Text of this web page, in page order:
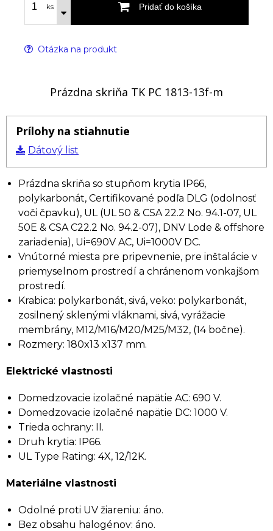
ks Pridať do košíka
Otázka na produkt
Prázdna skriňa TK PC 1813-13f-m
Prílohy na stiahnutie
Dátový list
Prázdna skriňa so stupňom krytia IP66,
polykarbonát, Certifikované podľa DLG (odolnosť
voči čpavku), UL (UL 50 & CSA 22.2 No. 94.1-07, UL
50E & CSA C22.2 No. 94.2-07), DNV Lode & offshore
zariadenia), Ui=690V AC, Ui=1000V DC.
Vnútorné miesta pre pripevnenie, pre inštalácie v
priemyselnom prostredí a chránenom vonkajšom
prostredí.
Krabica: polykarbonát, sivá, veko: polykarbonát,
zosilnený sklenými vláknami, sivá, vyrážacie
membrány, M12/M16/M20/M25/M32, (14 bočne).
Rozmery: 180x13 x137 mm.
Elektrické vlastnosti
Domedzovacie izolačné napätie AC: 690 V.
Domedzovacie izolačné napätie DC: 1000 V.
Trieda ochrany: II.
Druh krytia: IP66.
UL Type Rating: 4X, 12/12K.
Materiálne vlastnosti
Odolné proti UV žiareniu: áno.
Bez obsahu halogénov: áno.